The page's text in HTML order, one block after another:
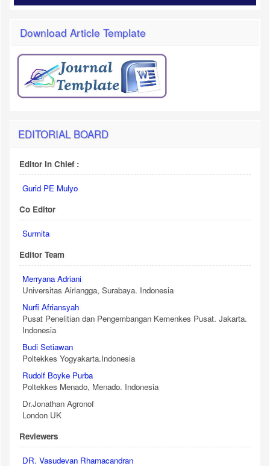
Download Article Template
EDITORIAL BOARD
Editor In Chief :
Gurid PE Mulyo
Co Editor
Surmita
Editor Team
Merryana Adriani
Universitas Airlangga, Surabaya. Indonesia
Nurfi Afriansyah
Pusat Penelitian dan Pengembangan Kemenkes Pusat. Jakarta.
Indonesia
Budi Setiawan
Poltekkes Yogyakarta.Indonesia
Rudolf Boyke Purba
Poltekkes Menado, Menado. Indonesia
Dr.Jonathan Agronof
London UK
Reviewers
DR. Vasudevan Rhamacandran